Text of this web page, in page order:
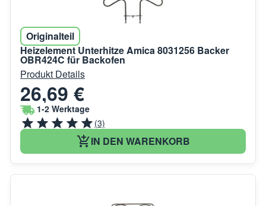
Originalteil
Heizelement Unterhitze Amica 8031256 Backer
OBR424C für Backofen
Produkt Details
26,69 €
1-2 Werktage
(3)
IN DEN WARENKORB